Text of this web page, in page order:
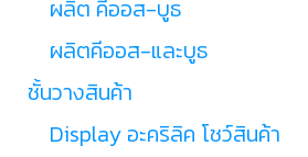
ผลิต คีออส-บูธ
ผลิตคีออส-และบูธ
ชั้นวางสินค้า
Display อะคริลิค โชว์สินค้า